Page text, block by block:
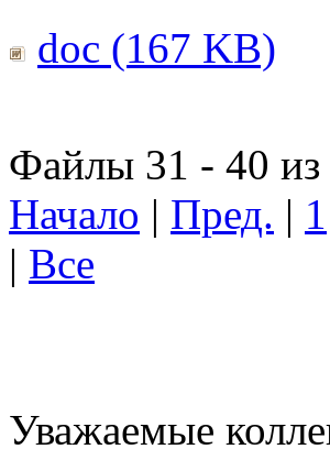
doc (167 KB)
Файлы 31 - 40 из
Начало | Пред. | 1
| Все
Уважаемые